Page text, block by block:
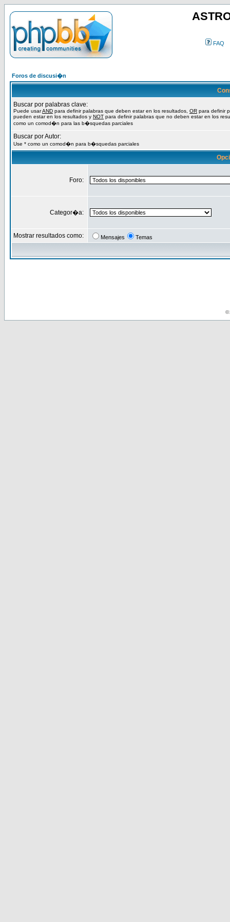
FAQ
Foros de discusi�n
Buscar por palabras clave:
Puede usarAND para definir palabras que deben estar en los resultados, OR para definir
pueden estar en los resultados y NOT para definir palabras que no deben estar en los
como un comod�n para las b�squedas parciales
Buscar por Autor:
Use * como un comod�n para b�squedas parciales
Foro:
Categor�a:
Mostrar resultados como: Mensajes Temas
©